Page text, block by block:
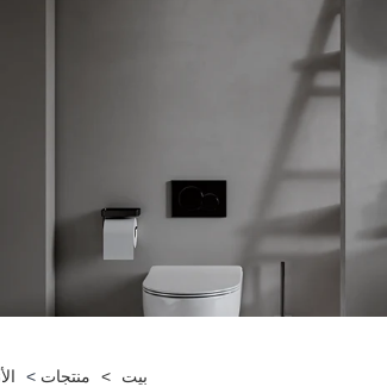
بيت > منتجات >